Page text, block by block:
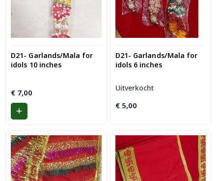
D21- Garlands/Mala for
idols 10 inches
€ 7,00
D21- Garlands/Mala for
idols 6 inches
Uitverkocht
€5,00